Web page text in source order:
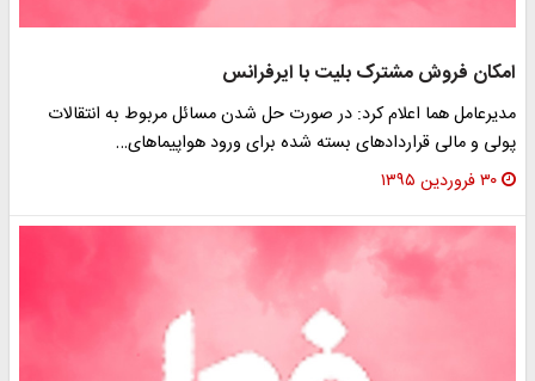
امکان فروش مشترک بلیت با ایرفرانس
مدیرعامل هما اعلام کرد: در صورت حل شدن مسائل مربوط به انتقالات
پولی و مالی قرار‌دادهای بسته شده برای ورود هواپیماهای…
۳۰ فروردین ۱۳۹۵